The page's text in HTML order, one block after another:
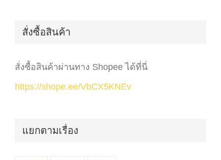
สั่งซื้อสินค้า
สั่งซื้อสินค้าผ่านทาง Shopee ได้ที่นี่
https://shope.ee/VbCX5KNEv
แยกตามเรื่อง